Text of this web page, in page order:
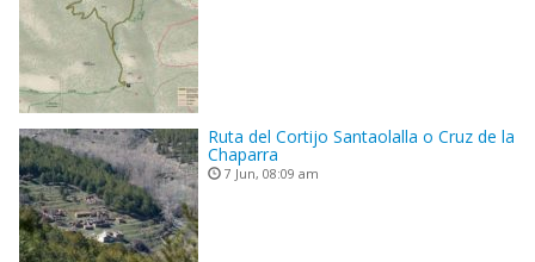
Ruta del Cortijo Santaolalla o Cruz de la
Chaparra
7 Jun, 08:09 am